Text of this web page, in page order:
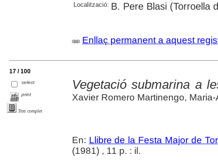
Localització: B. Pere Blasi (Torroella
Enllaç permanent a aquest
17 / 100
select
print
Text complet
Vegetació submarina a
Xavier Romero Martinengo,
En: Llibre de la Festa Major de
(1981) , 11 p. : il.